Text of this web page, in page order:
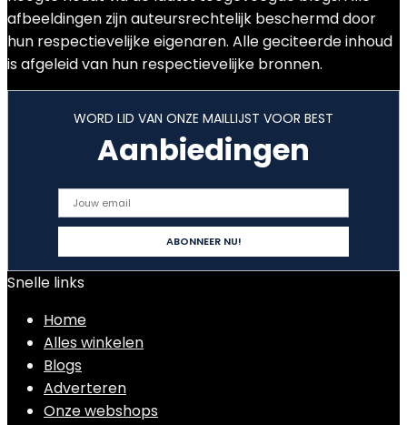
afbeeldingen zijn auteursrechtelijk beschermd door
hun respectievelijke eigenaren. Alle geciteerde inhoud
is afgeleid van hun respectievelijke bronnen.
WORD LID VAN ONZE MAILLIJST VOOR BEST
Aanbiedingen
Snelle links
Home
Alles winkelen
Blogs
Adverteren
Onze webshops